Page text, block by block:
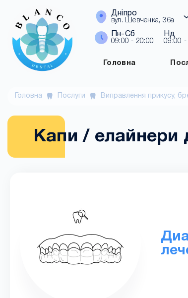
Дніпро
вул. Шевченка, 36а
Пн-Сб
09:00 - 20:00
Нд
09:00 -
Головна
Головна Послуги Виправлення прикусу,
Капи / елайнери